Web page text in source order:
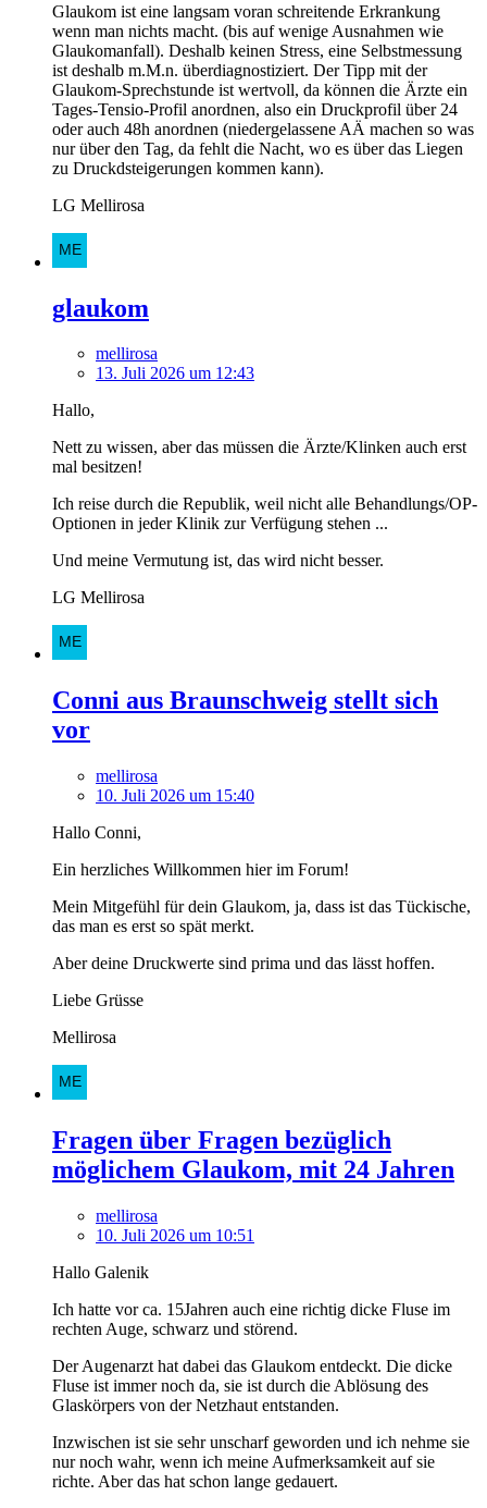
Glaukom ist eine langsam voran schreitende Erkrankung
wenn man nichts macht. (bis auf wenige Ausnahmen wie
Glaukomanfall). Deshalb keinen Stress, eine Selbstmessung
ist deshalb m.M.n. überdiagnostiziert. Der Tipp mit der
Glaukom-Sprechstunde ist wertvoll, da können die Ärzte ein
Tages-Tensio-Profil anordnen, also ein Druckprofil über 24
oder auch 48h anordnen (niedergelassene AÄ machen so was
nur über den Tag, da fehlt die Nacht, wo es über das Liegen
zu Druckdsteigerungen kommen kann).
LG Mellirosa
glaukom
mellirosa
13. Juli 2026 um 12:43
Hallo,
Nett zu wissen, aber das müssen die Ärzte/Klinken auch erst
mal besitzen!
Ich reise durch die Republik, weil nicht alle Behandlungs/OP-
Optionen in jeder Klinik zur Verfügung stehen ...
Und meine Vermutung ist, das wird nicht besser.
LG Mellirosa
Conni aus Braunschweig stellt sich
vor
mellirosa
10. Juli 2026 um 15:40
Hallo Conni,
Ein herzliches Willkommen hier im Forum!
Mein Mitgefühl für dein Glaukom, ja, dass ist das Tückische,
das man es erst so spät merkt.
Aber deine Druckwerte sind prima und das lässt hoffen.
Liebe Grüsse
Mellirosa
Fragen über Fragen bezüglich
möglichem Glaukom, mit 24 Jahren
mellirosa
10. Juli 2026 um 10:51
Hallo Galenik
Ich hatte vor ca. 15Jahren auch eine richtig dicke Fluse im
rechten Auge, schwarz und störend.
Der Augenarzt hat dabei das Glaukom entdeckt. Die dicke
Fluse ist immer noch da, sie ist durch die Ablösung des
Glaskörpers von der Netzhaut entstanden.
Inzwischen ist sie sehr unscharf geworden und ich nehme sie
nur noch wahr, wenn ich meine Aufmerksamkeit auf sie
richte. Aber das hat schon lange gedauert.